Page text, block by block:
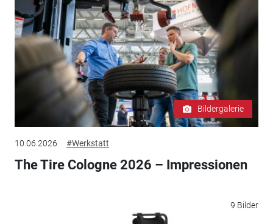
Bildergalerie
10.06.2026 #Werkstatt
The Tire Cologne 2026 – Impressionen
9 Bilder